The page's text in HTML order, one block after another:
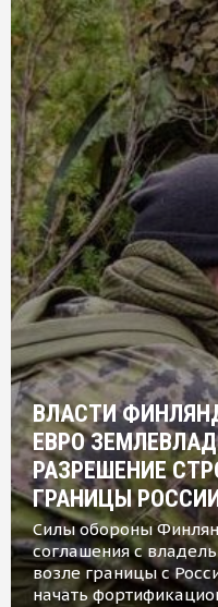
ВЛАСТИ
ЕВРО
РАЗРЕШЕНИЕ
ГРАНИЦЫ РОССИИ
Силы обороны
соглашения с
возле границы с
начать